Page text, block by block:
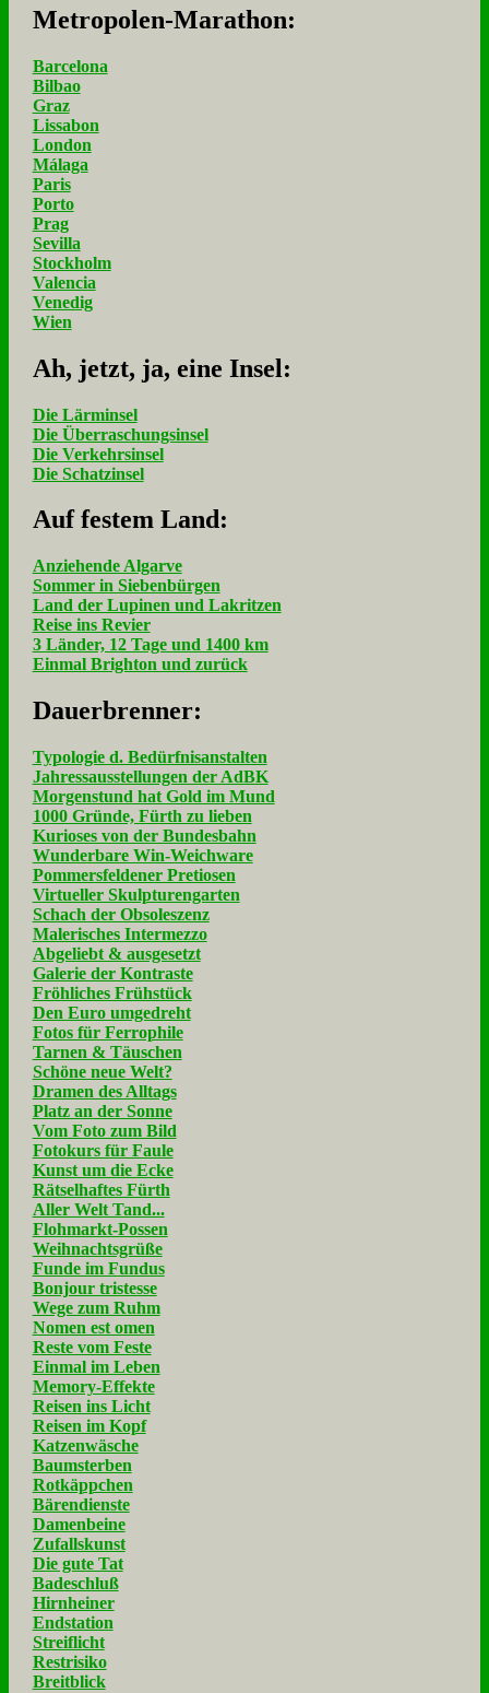
Me­tro­po­len-Ma­ra­thon:
Barcelona
Bilbao
Graz
Lissabon
London
Málaga
Paris
Porto
Prag
Sevilla
Stockholm
Valencia
Venedig
Wien
Ah, jetzt, ja, ei­ne In­sel:
Die Lärminsel
Die Überraschungsinsel
Die Verkehrsinsel
Die Schatzinsel
Auf fe­stem Land:
Anziehende Algarve
Sommer in Siebenbürgen
Land der Lupinen und Lakritzen
Reise ins Revier
3 Länder, 12 Tage und 1400 km
Einmal Brighton und zurück
Dau­er­bren­ner:
Typologie d. Bedürfnisanstalten
Jahressausstellungen der AdBK
Morgenstund hat Gold im Mund
1000 Gründe, Fürth zu lieben
Kurioses von der Bundesbahn
Wunderbare Win-Weichware
Pommersfeldener Pretiosen
Virtueller Skulpturengarten
Schach der Obsoleszenz
Malerisches Intermezzo
Abgeliebt & ausgesetzt
Galerie der Kontraste
Fröhliches Frühstück
Den Euro umgedreht
Fotos für Ferrophile
Tarnen & Täuschen
Schöne neue Welt?
Dramen des Alltags
Platz an der Sonne
Vom Foto zum Bild
Fotokurs für Faule
Kunst um die Ecke
Rätselhaftes Fürth
Aller Welt Tand...
Flohmarkt-Possen
Weihnachtsgrüße
Funde im Fundus
Bonjour tristesse
Wege zum Ruhm
Nomen est omen
Reste vom Feste
Einmal im Leben
Memory-Effekte
Reisen ins Licht
Reisen im Kopf
Katzenwäsche
Baumsterben
Rotkäppchen
Bärendienste
Damenbeine
Zufallskunst
Die gute Tat
Badeschluß
Hirnheiner
Endstation
Streiflicht
Restrisiko
Breitblick